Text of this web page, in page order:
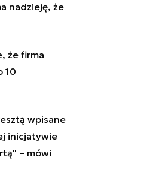
nadzieję, że
że firma
10
wpisane
inicjatywie
– mówi